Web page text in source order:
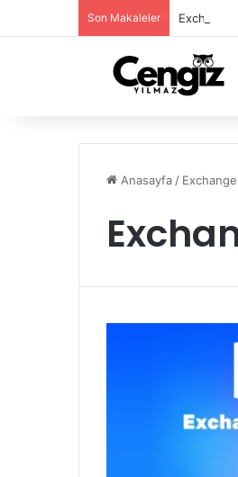
Son Makaleler Exchange
Anasayfa /